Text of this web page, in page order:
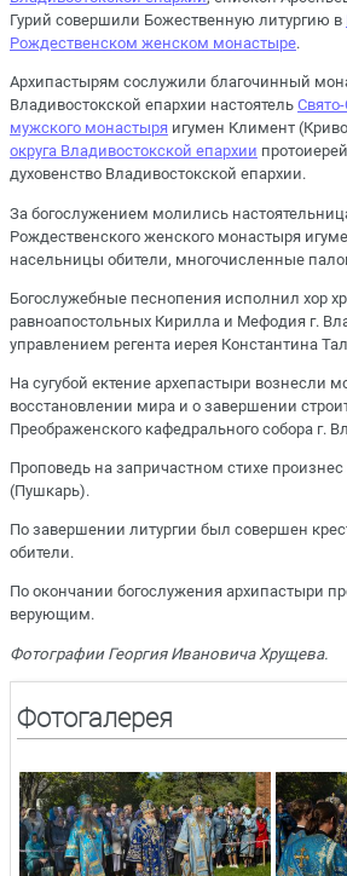
Гурий совершили Божественную литургию в
Рождественском женском монастыре.
Архипастырям сослужили благочинный
Владивостокской епархии настоятель
мужского монастыря игумен Климент
округа Владивостокской епархии
духовенство Владивостокской епархии.
За богослужением молились
Рождественского женского монастыря
насельницы обители, многочисленные
Богослужебные песнопения исполнил хор
равноапостольных Кирилла и Мефодия г.
управлением регента иерея Константина
На сугубой ектение архепастыри вознесли
восстановлении мира и о завершении
Преображенского кафедрального собора г.
Проповедь на запричастном стихе
(Пушкарь).
По завершении литургии был совершен
обители.
По окончании богослужения архипастыри
верующим.
Фотографии Георгия Ивановича Хрущева.
Фотогалерея